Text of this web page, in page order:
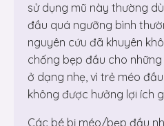
sử dụng mũ này thường
đầu quá ngưỡng bình
nguyên cứu đã khuyên
chống bẹp đầu cho
ở dạng nhẹ, vì trẻ méo
không được hưởng lợi ích
Các bé bị méo/bẹp đầu